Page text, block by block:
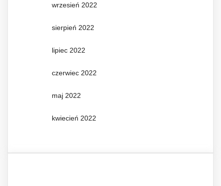
wrzesień 2022
sierpień 2022
lipiec 2022
czerwiec 2022
maj 2022
kwiecień 2022